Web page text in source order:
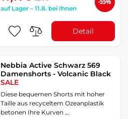
auf Lager – 11.8. bei Ihnen
-55%
Detail
Nebbia Active Schwarz 569
Damenshorts - Volcanic Black
SALE
Diese bequemen Shorts mit hoher
Taille aus recyceltem Ozeanplastik
betonen Ihre Kurven …